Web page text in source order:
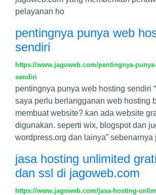
pelayanan ho
pentingnya punya web
sendiri
https://www.jagoweb.com/pentingnya-
sendiri
pentingnya punya web hosting sendiri
saya perlu berlangganan web hosting
membuat website? kan ada website
digunakan. seperti wix, blogspot dan
wordpress.org dan lainya” sebenarnya
jasa hosting unlimited
dan ssl di jagoweb.com
https://www.jagoweb.com/jasa-hosting-